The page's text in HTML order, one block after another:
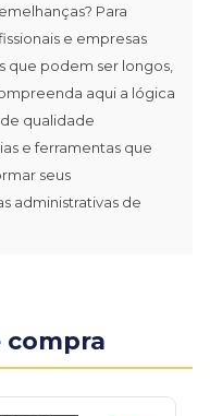
Para
e empresas
podem ser longos,
aqui a lógica
qualidade
e ferramentas que
seus
administrativas de
compra